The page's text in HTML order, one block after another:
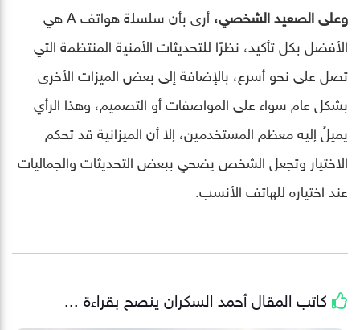
وعلى الصعيد الشخصي،
أرى بأن سلسلة هواتف A هي
الأفضل بكل تأكيد، نظرًا للتحديثات الأمنية المنتظمة التي
تصل على نحو أسرع، بالإضافة إلى بعض الميزات الأخرى
بشكل عام سواء على المواصفات أو التصميم، وهذا الرأي
يميلُ إليه معظم المستخدمين، إلا أن الميزانية قد تحكم
الاختيار وتجعل الشخص يضحي ببعض التحديثات والجماليات
عند اختياره للهاتف الأنسب.
كاتب المقالأحمد السكران ينصح بقراءة ...